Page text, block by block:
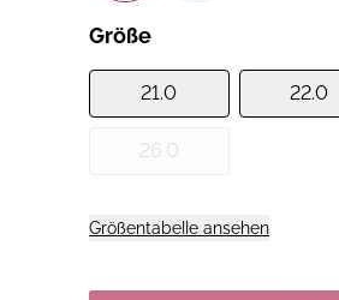
Größe
21.0 22.0
26.0
Größentabelle ansehen